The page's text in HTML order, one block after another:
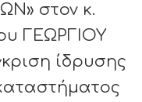
στον κ.
ΓΕΩΡΓΙΟΥ
ίδρυσης